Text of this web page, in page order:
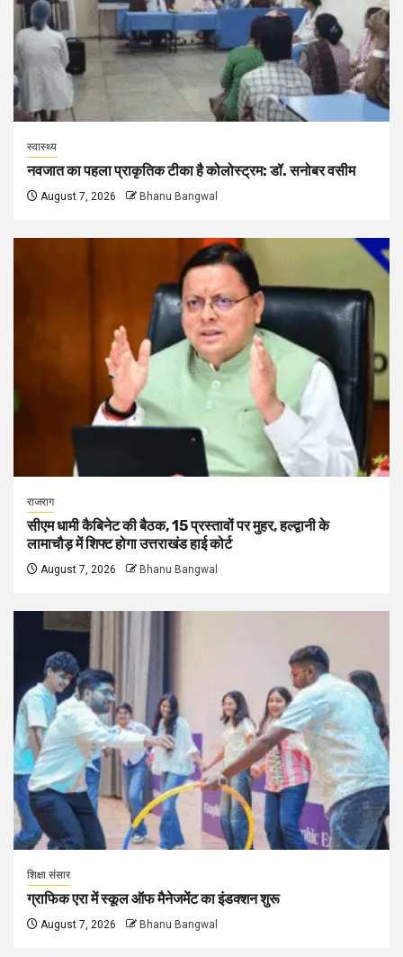
स्वास्थ्य
नवजात का पहला प्राकृतिक टीका है कोलोस्ट्रम: डॉ. सनोबर वसीम
August 7, 2026 Bhanu Bangwal
राजराग
सीएम धामी कैबिनेट की बैठक, 15 प्रस्तावों पर मुहर, हल्द्वानी के
लामाचौड़ में शिफ्ट होगा उत्तराखंड हाई कोर्ट
August 7, 2026 Bhanu Bangwal
शिक्षा संसार
ग्राफिक एरा में स्कूल ऑफ मैनेजमेंट का इंडक्शन शुरू
August 7, 2026 Bhanu Bangwal